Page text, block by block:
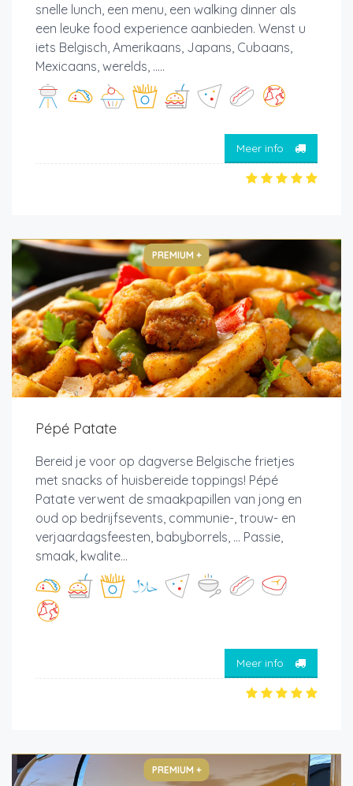
snelle lunch, een menu, een walking dinner als
een leuke food experience aanbieden. Wenst u
iets Belgisch, Amerikaans, Japans, Cubaans,
Mexicaans, werelds, .....
Meer info
PREMIUM +
Pépé Patate
Bereid je voor op dagverse Belgische frietjes
met snacks of huisbereide toppings! Pépé
Patate verwent de smaakpapillen van jong en
oud op bedrijfsevents, communie-, trouw- en
verjaardagsfeesten, babyborrels, ... Passie,
smaak, kwalite...
Meer info
PREMIUM +